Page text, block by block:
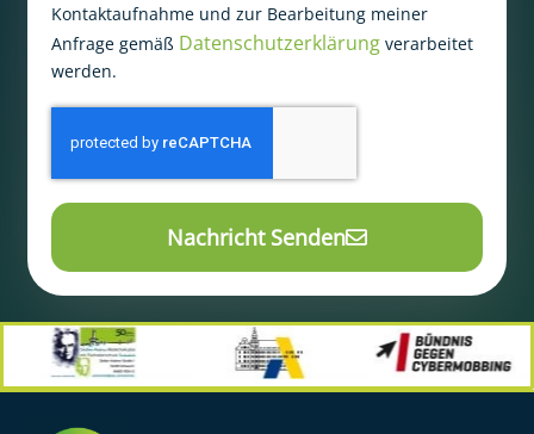
Kontaktaufnahme und zur Bearbeitung meiner
Anfrage gemäß Datenschutzerklärungverarbeitet
werden.
Nachricht Senden